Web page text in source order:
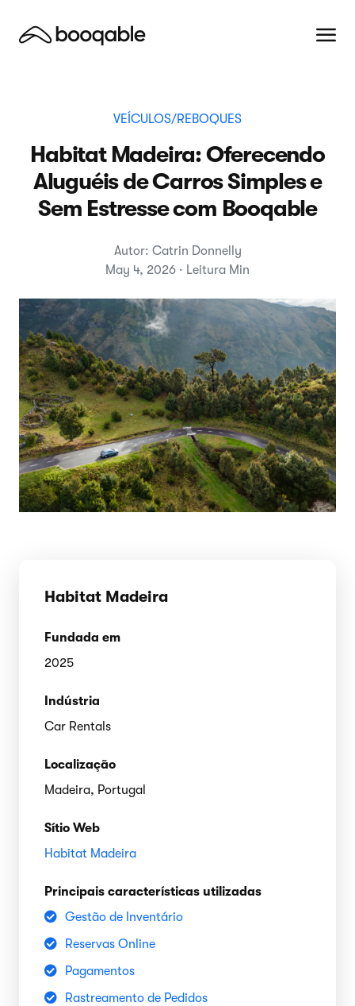
VEÍCULOS/REBOQUES
Habitat Madeira: Oferecendo
Aluguéis de Carros Simples e
Sem Estresse com Booqable
Autor: Catrin Donnelly
May 4, 2026 · Leitura Min
Habitat Madeira
Fundada em
2025
Indústria
Car Rentals
Localização
Madeira, Portugal
Sítio Web
Habitat Madeira
Principais características utilizadas
Gestão de Inventário
Reservas Online
Pagamentos
Rastreamento de Pedidos